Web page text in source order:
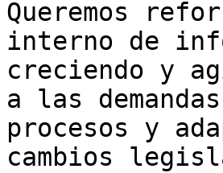
Queremos
interno de
creciendo y
a las
procesos y
cambios